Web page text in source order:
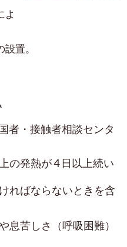
よ
置。
者・接触者相談センタ
の発熱が 4 日以上続い
ればならないときを含
息苦しさ（呼吸困難）